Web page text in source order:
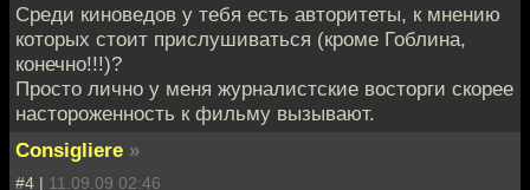
Среди киноведов у тебя есть авторитеты, к мнению
которых стоит прислушиваться (кроме Гоблина,
конечно!!!)?
Просто лично у меня журналистские восторги скорее
настороженность к фильму вызывают.
Consigliere »
#4 | 11.09.09 02:46